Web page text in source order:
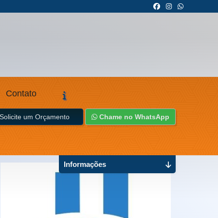
Contato
um Orçamento Chame no WhatsApp
Informações